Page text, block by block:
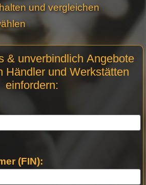
und vergleichen
& unverbindlich Angebote
Händler und Werkstätten
einfordern:
(FIN):